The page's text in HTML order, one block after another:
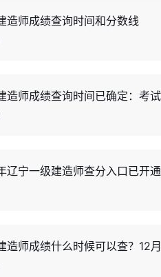
造师成绩查询时间和分数线
造师成绩查询时间已确定：考
辽宁一级建造师查分入口已开通
造师成绩什么时候可以查？12